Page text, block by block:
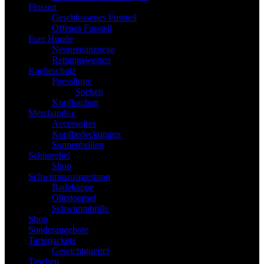
Flossen
Geschlossenes Fussteil
Offenes Fussteil
Fuer Hunde
Neoprenanzuege
Rettungswesten
Kaelteschutz
Fuesslinge
Socken
Kopfhauben
Merchandise
Accessoires
Kopfbedeckungen
Sonnenbrillen
Schnorchel
Shop
Schwimmausruestung
Badekappe
Ohrstoepsel
Schwimmbrille
Shop
Sonderangebote
Tarierjackets
Gewichtguertel
Taschen